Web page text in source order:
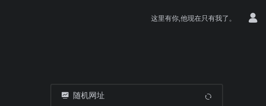
这里有你,他现在只有我了。
随机网址